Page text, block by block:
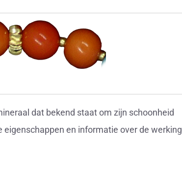
dat bekend staat om zijn schoonheid
en informatie over de werking